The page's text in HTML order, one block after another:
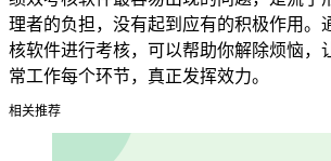
理者的负担，没有起到应有的积极作用。
核软件进行考核，可以帮助你解除烦恼，
常工作每个环节，真正发挥效力。
相关推荐